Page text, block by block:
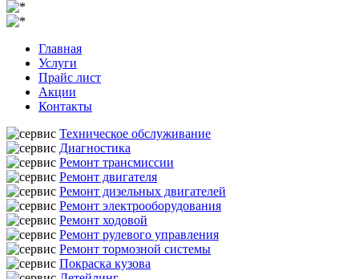
Главная
Услуги
Прайс лист
Акции
Контакты
Техническое обслуживание
Диагностика
Ремонт трансмиссии
Ремонт двигателя
Ремонт дизельных двигателей
Ремонт электрооборудования
Ремонт ходовой
Ремонт рулевого управления
Ремонт тормозной системы
Покраска кузова